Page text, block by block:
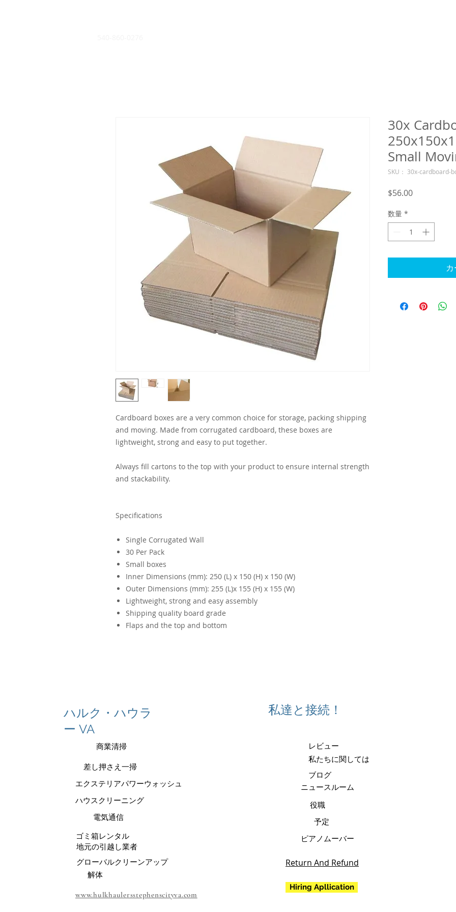
Cardboard boxes are a very common choice for storage, packing shipping
and moving. Made from corrugated cardboard, these boxes are
lightweight, strong and easy to put together.
Always fill cartons to the top with your product to ensure internal strength
and stackability.
Specifications
Single Corrugated Wall
30 Per Pack
Small boxes
Inner Dimensions (mm): 250 (L) x 150 (H) x 150 (W)
Outer Dimensions (mm): 255 (L)x 155 (H) x 155 (W)
Lightweight, strong and easy assembly
Shipping quality board grade
Flaps and the top and bottom
30x
Small
SKU： 30x-cardboard-
$56.00価
数量 *
ハルク・ハウラ
ー VA
私達と接続！
商業清掃
差し押さえ一掃
エクステリアパワーウォッシュ
ハウスクリーニング
電気通信
ゴミ箱レンタル
地元の引越し業者
グローバルクリーンアップ
解体
www.hulkhaulersstephenscityva.com
レビュー
私たちに関しては
ブログ
ニュースルーム
役職
予定
ピアノムーバー
Return And Refund
Hiring Apllication